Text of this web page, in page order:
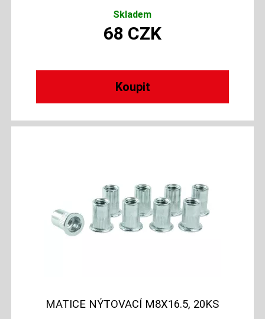
Skladem
68 CZK
MATICE NÝTOVACÍ M8X16.5, 20KS